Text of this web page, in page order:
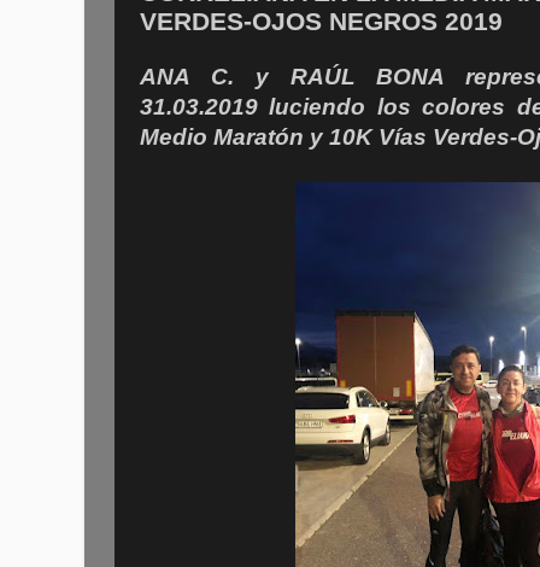
VERDES-OJOS NEGROS 2019
ANA C. y RAÚL BONA
31.03.2019 luciendo los colores
Medio Maratón y 10K Vías Verdes-